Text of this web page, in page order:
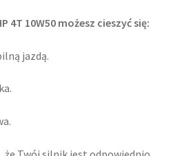
4T 10W50 możesz cieszyć się:
jazdą.